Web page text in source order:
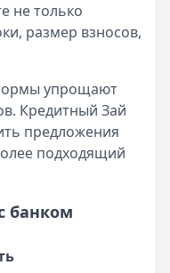
не только
размер взносов,
упрощают
Кредитный Зай
предложения
подходящий
банком